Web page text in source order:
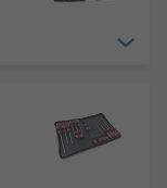
になりま
ーティング